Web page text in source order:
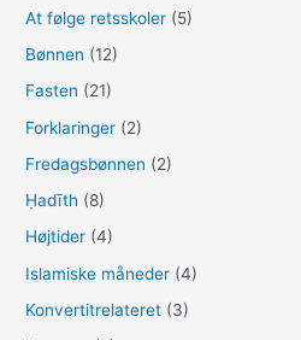
:At følge retsskoler (5)
Bønnen (12)
Fasten (21)
Forklaringer (2)
Fredagsbønnen (2)
Ḥadīth (8)
Højtider (4)
Islamiske måneder (4)
Konvertitrelateret (3)